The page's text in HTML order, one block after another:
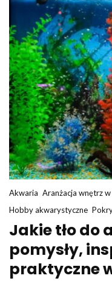
Akwaria Aranżacja wnętrz
Hobby akwarystyczne
Jakie tło do
pomysły,
praktyczne